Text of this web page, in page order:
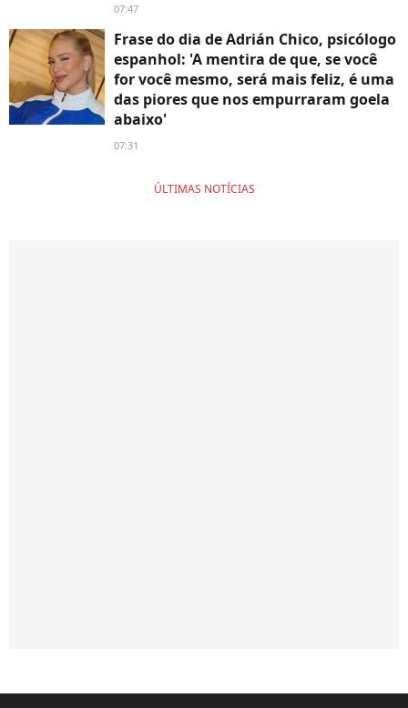
07:47
Frase do dia de Adrián Chico, psicólogo
espanhol: 'A mentira de que, se você
for você mesmo, será mais feliz, é uma
das piores que nos empurraram goela
abaixo'
07:31
ÚLTIMAS NOTÍCIAS